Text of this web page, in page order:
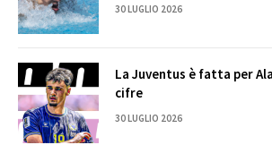
30 LUGLIO 2026
La Juventus è fatta per
cifre
30 LUGLIO 2026